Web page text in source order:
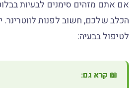
אם אתם מזהים סימנים לבעיות
הכלב שלכם, חשוב לפנות לווטרינר.
לטיפול בבעיה:
📖 קרא גם: